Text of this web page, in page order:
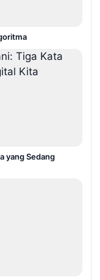
yang Sedang